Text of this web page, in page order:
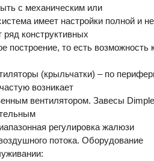
с механическим или
имеет настройки полной и
конструктивных
построение, то есть возможность
(крыльчатки) – по
возникает
вентилятором. Завесы
регулировка жалюзи
потока. Оборудование